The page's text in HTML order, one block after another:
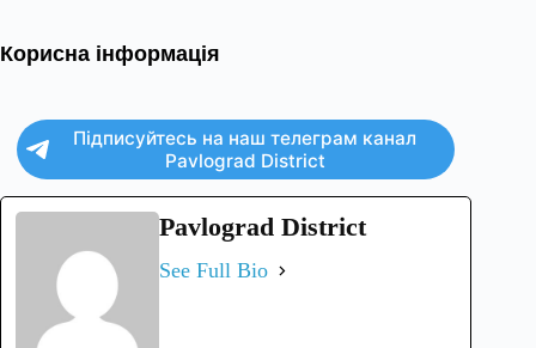
Корисна інформація
Підписуйтесь на наш телеграм канал
Pavlograd District
Pavlograd District
See Full Bio